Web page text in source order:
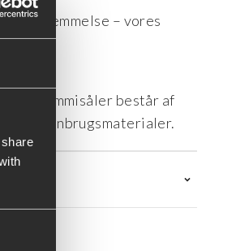
fornemmelse – vores
Alle gummisåler består af
50% genbrugsmaterialer.